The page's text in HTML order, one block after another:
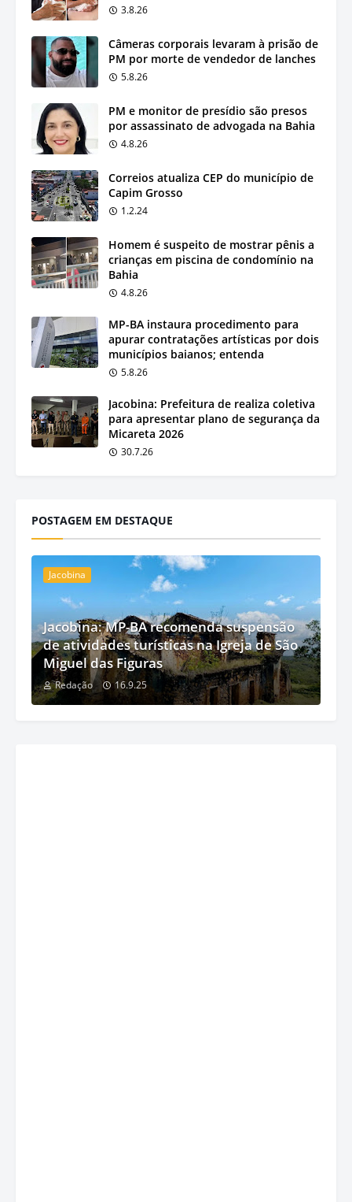
3.8.26
Câmeras corporais levaram à prisão de
PM por morte de vendedor de lanches
5.8.26
PM e monitor de presídio são presos
por assassinato de advogada na Bahia
4.8.26
Correios atualiza CEP do município de
Capim Grosso
1.2.24
Homem é suspeito de mostrar pênis a
crianças em piscina de condomínio na
Bahia
4.8.26
MP-BA instaura procedimento para
apurar contratações artísticas por dois
municípios baianos; entenda
5.8.26
Jacobina: Prefeitura de realiza coletiva
para apresentar plano de segurança da
Micareta 2026
30.7.26
POSTAGEM EM DESTAQUE
Jacobina
Jacobina: MP-BA recomenda suspensão
de atividades turísticas na Igreja de São
Miguel das Figuras
Redação 16.9.25